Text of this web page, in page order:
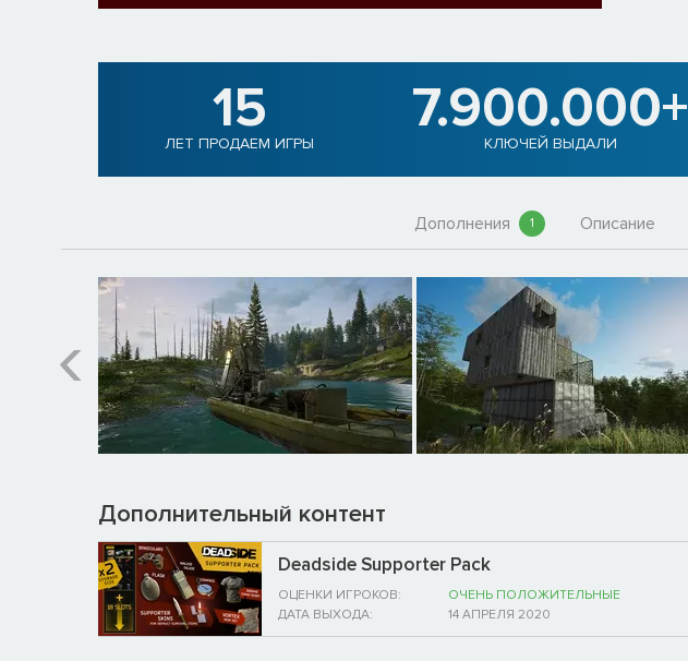
15
ЛЕТ ПРОДАЕМ ИГРЫ
7.900.000+
КЛЮЧЕЙ ВЫДАЛИ
Дополнения 1 Описание
Дополнительный контент
Deadside Supporter Pack
ОЦЕНКИ ИГРОКОВ:
ОЧЕНЬ ПОЛОЖИТЕЛЬНЫЕ
ДАТА ВЫХОДА:
14 АПРЕЛЯ 2020